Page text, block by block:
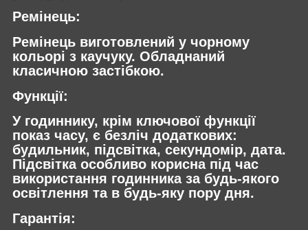
Ремінець:
Ремінець виготовлений у чорному
кольорі з каучуку. Обладнаний
класичною застібкою.
Функції:
У годиннику, крім ключової функції
показ часу, є безліч додаткових:
будильник, підсвітка, секундомір, дата.
Підсвітка особливо корисна під час
використання годинника за будь-якого
освітлення та в будь-яку пору дня.
Гарантія: